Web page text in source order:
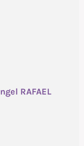
RAFAEL